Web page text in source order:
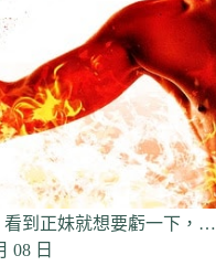
看到正妹就想要虧一下，…
08 日